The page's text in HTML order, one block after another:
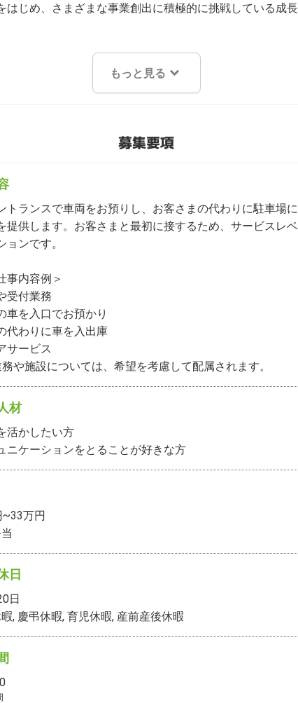
はじめ、さまざまな事業創出に積極的に挑戦している成
もっと見る
募集要項
トランスで車両をお預りし、お客さまの代わりに駐車場
提供します。お客さまと最初に接するため、サービスレ
ョンです。
事内容例＞
受付業務
車を入口でお預かり
代わりに車を入出庫
サービス
や施設については、希望を考慮して配属されます。
材
活かしたい方
ニケーションをとることが好きな方
万円
日
日
, 慶弔休暇, 育児休暇, 産前産後休暇